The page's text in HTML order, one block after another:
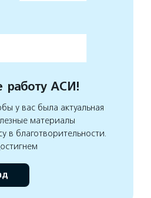
работу АСИ!
у вас была актуальная
материалы
в благотворительности.